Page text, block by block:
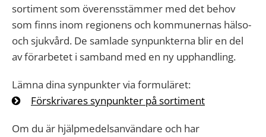
sortiment som överensstämmer med det behov
som finns inom regionens och kommunernas hälso-
och sjukvård. De samlade synpunkterna blir en del
av förarbetet i samband med en ny upphandling.
Lämna dina synpunkter via formuläret:
Förskrivares synpunkter på sortiment
Om du är hjälpmedelsanvändare och har